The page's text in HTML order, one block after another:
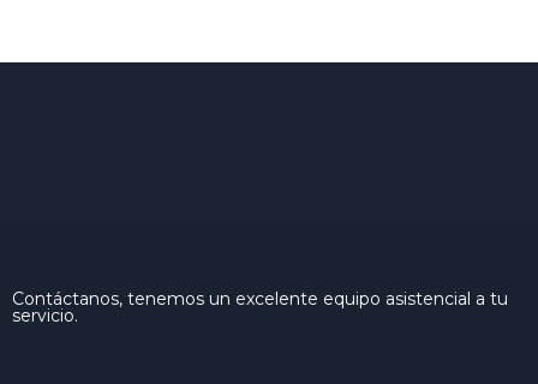
Contáctanos, tenemos un excelente equipo asistencial a tu
servicio.